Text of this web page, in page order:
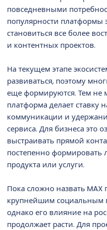
повседневными
популярности платформы
становиться все более
и контентных проектов.
На текущем этапе
развиваться, поэтому
еще формируются. Тем не
платформа делает ставку
коммуникации и
сервиса. Для бизнеса это
выстраивать прямой
постепенно формировать
продукта или услуги.
Пока сложно назвать
крупнейшим социальным
однако его влияние на
продолжает расти. Для